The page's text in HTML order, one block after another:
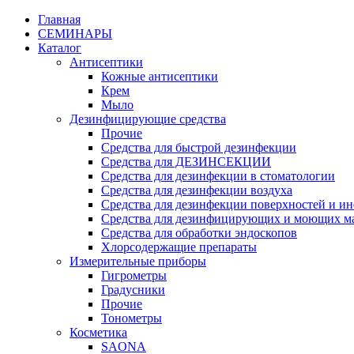
Главная
СЕМИНАРЫ
Каталог
Антисептики
Кожные антисептики
Крем
Мыло
Дезинфицирующие средства
Прочие
Средства для быстрой дезинфекции
Средства для ДЕЗИНСЕКЦИИ
Средства для дезинфекции в стоматологии
Средства для дезинфекции воздуха
Средства для дезинфекции поверхностей и
Средства для дезинфицирующих и моющих
Средства для обработки эндоскопов
Хлорсодержащие препараты
Измерительные приборы
Гигрометры
Градусники
Прочие
Тонометры
Косметика
SAONA